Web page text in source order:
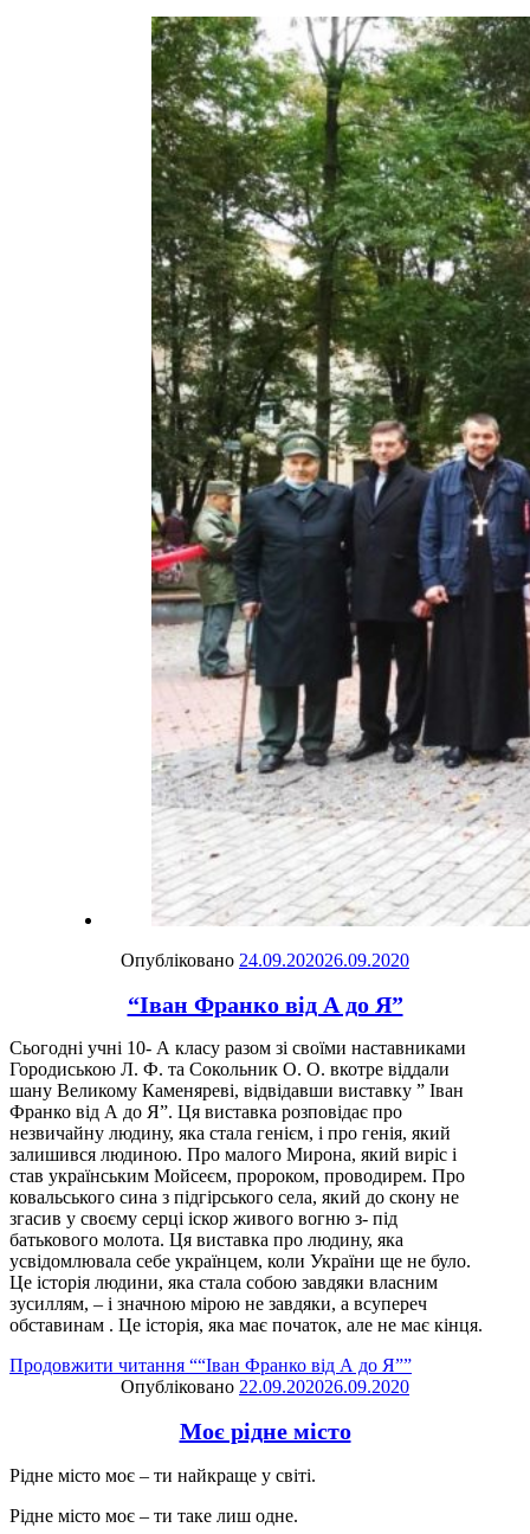
Опубліковано 24.09.202026.09.2020
“Іван Франко від А до Я”
Сьогодні учні 10- А класу разом зі своїми наставниками
Городиською Л. Ф. та Сокольник О. О. вкотре віддали
шану Великому Каменяреві, відвідавши виставку ” Іван
Франко від А до Я”. Ця виставка розповідає про
незвичайну людину, яка стала генієм, і про генія, який
залишився людиною. Про малого Мирона, який виріс і
став українським Мойсеєм, пророком, проводирем. Про
ковальського сина з підгірського села, який до скону не
згасив у своєму серці іскор живого вогню з- під
батькового молота. Ця виставка про людину, яка
усвідомлювала себе українцем, коли України ще не було.
Це історія людини, яка стала собою завдяки власним
зусиллям, – і значною мірою не завдяки, а всупереч
обставинам . Це історія, яка має початок, але не має кінця.
Продовжити читання ““Іван Франко від А до Я””
Опубліковано 22.09.202026.09.2020
Моє рідне місто
Рідне місто моє – ти найкраще у світі.
Рідне місто моє – ти таке лиш одне.